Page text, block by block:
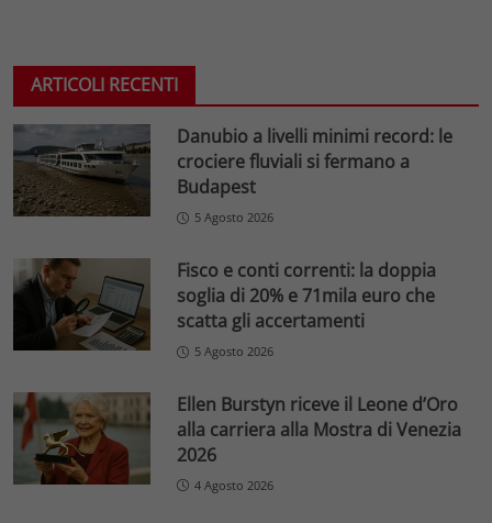
ARTICOLI RECENTI
Danubio a livelli minimi record: le
crociere fluviali si fermano a
Budapest
5 Agosto 2026
Fisco e conti correnti: la doppia
soglia di 20% e 71mila euro che
scatta gli accertamenti
5 Agosto 2026
Ellen Burstyn riceve il Leone d’Oro
alla carriera alla Mostra di Venezia
2026
4 Agosto 2026